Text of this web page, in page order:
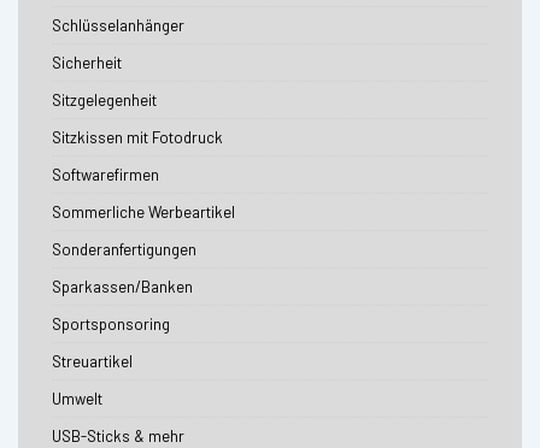
Schlüsselanhänger
Sicherheit
Sitzgelegenheit
Sitzkissen mit Fotodruck
Softwarefirmen
Sommerliche Werbeartikel
Sonderanfertigungen
Sparkassen/Banken
Sportsponsoring
Streuartikel
Umwelt
USB-Sticks & mehr